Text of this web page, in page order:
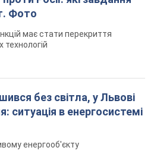
Міноборони дані про
для чого це потрібно
обліку